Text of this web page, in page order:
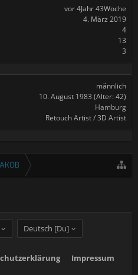
vor 4Jahr 43Woche
4. März 2019
4
13
3
männlich
10. August 1983 (Alter: 42)
Hamburg
Retouch Artist / 3D Artist
Deutsch [Du]
Impressum